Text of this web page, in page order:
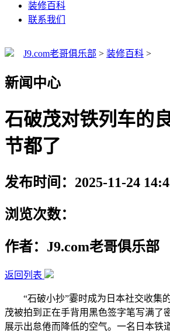
装修百科
联系我们
J9.com老哥俱乐部 > 装修百科 >
新闻中心
石破茂对铁列车的
节都了
发布时间：2025-11-24
浏览次数：
作者：J9.com老哥俱乐部
返回列表
“石破小抄”霎时成为日本社交收集
茂被拍到正在手背用黑色签字笔写满了
展示出怠倦而降低的空气。一名日本铁